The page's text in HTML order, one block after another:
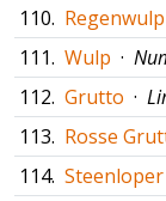
110. Regenwulp
111. Wulp ·
112. Grutto ·
113. Rosse
114. Steenloper